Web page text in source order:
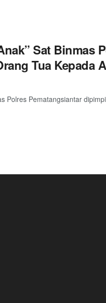
Sat Binmas
Tua Kepada
Polres Pematangsiantar